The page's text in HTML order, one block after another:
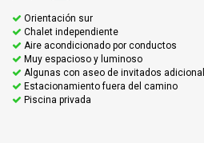
Orientación sur
Chalet independiente
Aire acondicionado por conductos
Muy espacioso y luminoso
Algunas con aseo de invitados adicional
Estacionamiento fuera del camino
Piscina privada